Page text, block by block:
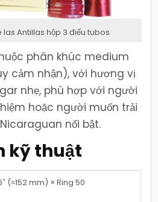
las Antillas hộp 3 điếu tubos
phân khúc medium
cảm nhận), với hương vị
nhẹ, phù hợp với người
hoặc người muốn trải
nổi bật.
kỹ thuật
(≈152 mm) × Ring 50